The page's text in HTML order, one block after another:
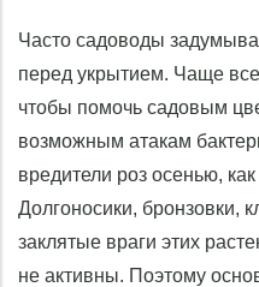
Часто садоводы
перед укрытием. Чаще
чтобы помочь садовым
возможным атакам
вредители роз осенью,
Долгоносики, бронзовки,
заклятые враги этих
не активны. Поэтому